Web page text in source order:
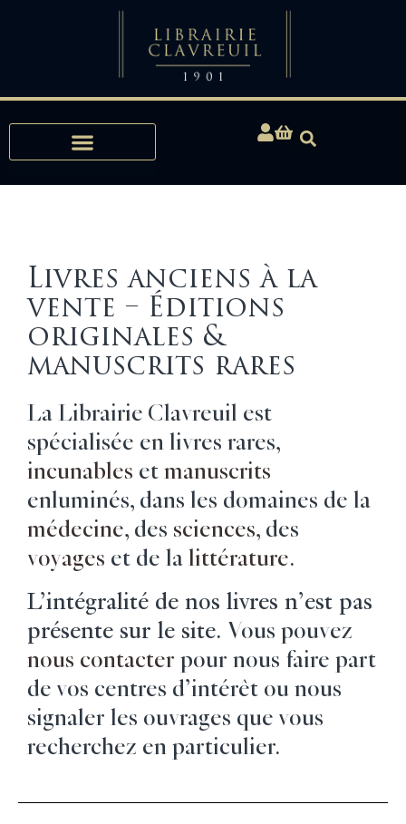
Livres anciens à la
vente – Éditions
originales &
manuscrits rares
La Librairie Clavreuil est
spécialisée en livres rares,
incunables et manuscrits
enluminés, dans les domaines de la
médecine, des sciences, des
voyages et de la littérature.
L’intégralité de nos livres n’est pas
présente sur le site. Vous pouvez
nous contacter pour nous faire part
de vos centres d’intérêt ou nous
signaler les ouvrages que vous
recherchez en particulier.